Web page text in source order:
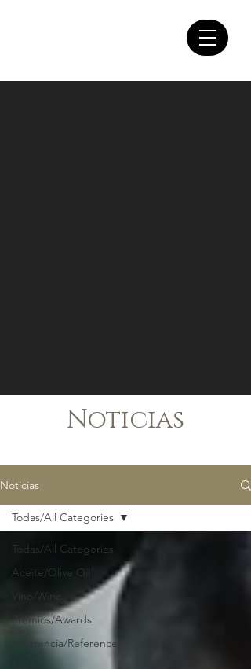
Noticias
Noticias
Todas/All Categories
Aceite/Olive Oil
Vino/Wine
Premios/Awards
Referencia/Reference
Todas/All Categories